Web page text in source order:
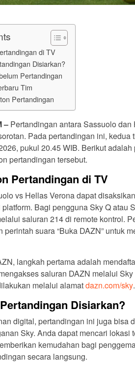
di TV
Disiarkan?
Pertandingan
Tim
Pertandingan
– Pertandingan antara Sassuolo
Pada pertandingan ini, kedua
pukul 20.45 WIB. Berikut
pertandingan tersebut.
Pertandingan di TV
vs Hellas Verona dapat
Bagi pengguna Sky Q atau
saluran 214 di remote kontrol.
perintah suara “Buka DAZN” untuk
langkah pertama adalah
saluran DAZN melalui
melalui alamatdazn.com/sky.
Disiarkan?
digital, pertandingan ini juga bisa
kemudahan bagi
secara langsung.